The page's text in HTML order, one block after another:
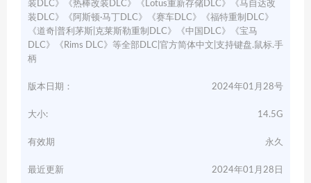
装DLC》《热棒改装DLC》《Lotus重新存储DLC》《马自达改
装DLC》《阿斯顿·马丁DLC》《赛车DLC》《福特重制DLC》
《道奇|普利茅斯|克莱斯勒重制DLC》《中国DLC》《宝马
DLC》《Rims DLC》等全部DLC|官方简体中文|支持键盘.鼠标.手
柄
版本日期： 2024年01月28号
大小: 14.5G
有效期 永久
最近更新 2024年01月28日